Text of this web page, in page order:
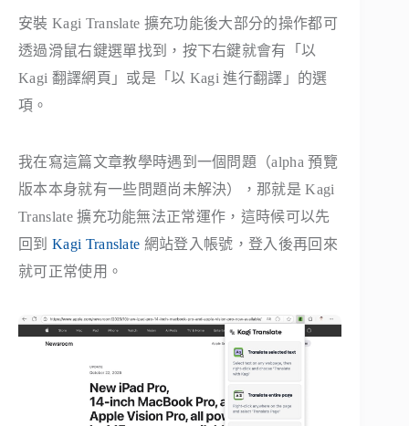
安裝 Kagi Translate 擴充功能後大部分的操作都可
透過滑鼠右鍵選單找到，按下右鍵就會有「以
Kagi 翻譯網頁」或是「以 Kagi 進行翻譯」的選
項。
我在寫這篇文章教學時遇到一個問題（alpha 預覽
版本本身就有一些問題尚未解決），那就是 Kagi
Translate 擴充功能無法正常運作，這時候可以先
回到 Kagi Translate 網站登入帳號，登入後再回來
就可正常使用。